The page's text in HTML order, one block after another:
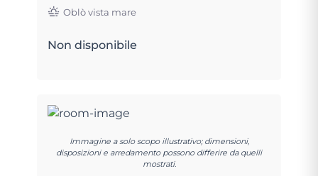
Oblò vista mare
Non disponibile
Immagine a solo scopo illustrativo; dimensioni,
disposizioni e arredamento possono differire da quelli
mostrati.